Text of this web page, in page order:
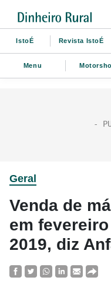
IstoÉ Revista IstoÉ
Menu
Geral
Venda de
em
2019, diz